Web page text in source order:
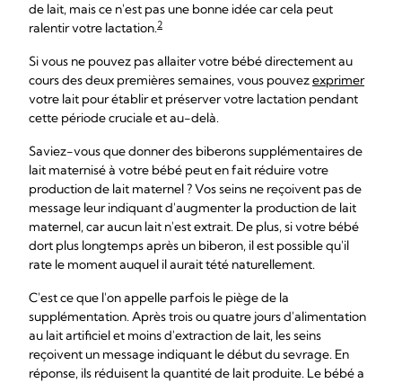
de lait, mais ce n'est pas une bonne idée car cela peut
ralentir votre lactation.2
Si vous ne pouvez pas allaiter votre bébé directement au
cours des deux premières semaines, vous pouvezexprimer
votre lait pour établir et préserver votre lactation pendant
cette période cruciale et au-delà.
Saviez-vous que donner des biberons supplémentaires de
lait maternisé à votre bébé peut en fait réduire votre
production de lait maternel ? Vos seins ne reçoivent pas de
message leur indiquant d'augmenter la production de lait
maternel, car aucun lait n'est extrait. De plus, si votre bébé
dort plus longtemps après un biberon, il est possible qu'il
rate le moment auquel il aurait tété naturellement.
C'est ce que l'on appelle parfois le piège de la
supplémentation. Après trois ou quatre jours d'alimentation
au lait artificiel et moins d'extraction de lait, les seins
reçoivent un message indiquant le début du sevrage. En
réponse, ils réduisent la quantité de lait produite. Le bébé a